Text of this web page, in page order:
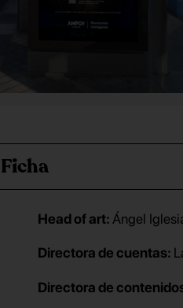
Ficha
Head of art: Ángel
Directora de cuentas:
Directora de